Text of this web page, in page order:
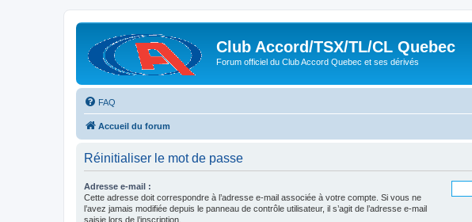
Club Accord/TSX/TL/CL Quebec
Forum officiel du Club Accord Quebec et ses dérivés
FAQ
Accueil du forum
Réinitialiser le mot de passe
Adresse e-mail :
Cette adresse doit correspondre à l’adresse e-mail associée à votre compte. Si vous ne
l’avez jamais modifiée depuis le panneau de contrôle utilisateur, il s’agit de l’adresse e-mail
saisie lors de l’inscription.